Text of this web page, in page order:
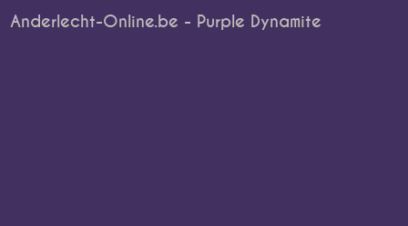
Anderlecht-Online.be - Purple Dynamite